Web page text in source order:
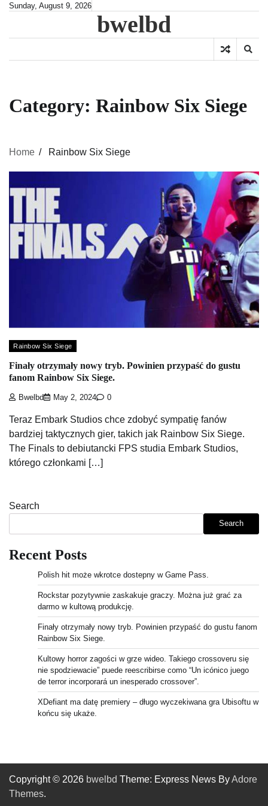
SkipSunday, August 9, 2026
bwelbd
Category: Rainbow Six Siege
Home Rainbow Six Siege
Rainbow Six Siege
Finały otrzymały nowy tryb. Powinien przypaść do gustu
fanom Rainbow Six Siege.
Bwelbd May 2, 2024 0
Teraz Embark Studios chce zdobyć sympatię fanów
bardziej taktycznych gier, takich jak Rainbow Six Siege.
The Finals to debiutancki FPS studia Embark Studios,
którego członkami […]
Search
Search
Recent Posts
Polish hit może wkrotce dostepny w Game Pass.
Rockstar pozytywnie zaskakuje graczy. Można już grać za
darmo w kultową produkcję.
Finały otrzymały nowy tryb. Powinien przypaść do gustu fanom
Rainbow Six Siege.
Kultowy horror zagości w grze wideo. Takiego crossoveru się
nie spodziewacie” puede reescribirse como “Un icónico juego
de terror incorporará un inesperado crossover”.
XDefiant ma datę premiery – długo wyczekiwana gra Ubisoftu w
końcu się ukaże.
Copyright © 2026 bwelbd Theme: Express News ByAdore
Themes.